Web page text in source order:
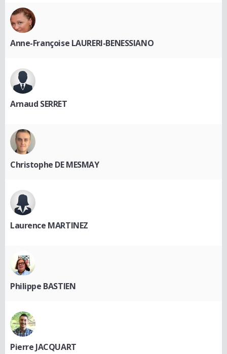
Anne-Françoise LAURERI-BENESSIANO
Arnaud SERRET
Christophe DE MESMAY
Laurence MARTINEZ
Philippe BASTIEN
Pierre JACQUART